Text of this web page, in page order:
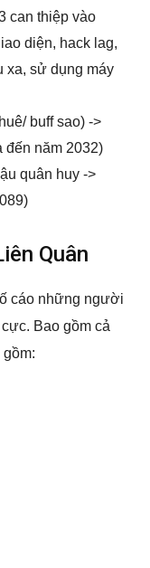
can thiệp vào
diện, hack lag,
xa, sử dụng máy
buff sao) ->
đến năm 2032)
quân huy ->
Quân
cáo những người
Bao gồm cả